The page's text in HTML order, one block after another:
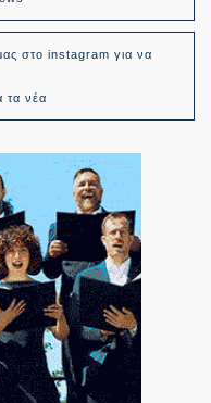
στο instagram για να
τα νέα